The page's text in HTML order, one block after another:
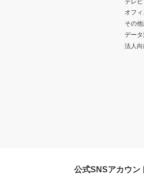
オフ
その
デー
法人
公式SNSアカウン